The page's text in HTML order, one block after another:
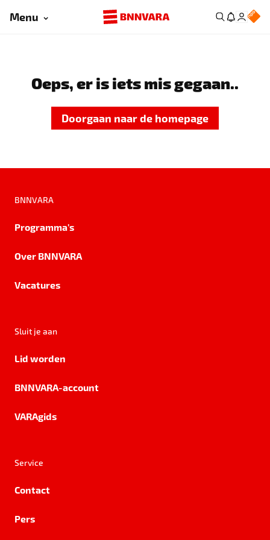
Menu
Oeps, er is iets mis gegaan..
Doorgaan naar de homepage
BNNVARA
Programma's
Over BNNVARA
Vacatures
Sluit je aan
Lid worden
BNNVARA-account
VARAgids
Service
Contact
Pers